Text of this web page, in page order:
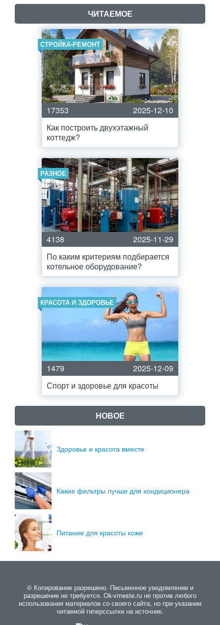
ЧИТАЕМОЕ
СТРОЙКА-РЕМОНТ
17353
2025-12-10
Как построить двухэтажный
коттедж?
РАЗНОЕ
4138
2025-11-29
По каким критериям подбирается
котельное оборудование?
КРАСОТА И ЗДОРОВЬЕ
1479
2025-12-09
Спорт и здоровье для красоты
НОВОЕ
Здоровье и красота вместе
Какие фильтры лучше для кондиционера
Питание для красоты кожи
© Копирование разрешено. Письменное уведомление и
разрешение не требуется. Ok-vmeste.ru не против любого
использования материалов со своего сайта, но при указании
читаемой гиперссылки на источник.